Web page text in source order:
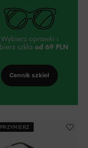
Cennik szkieł
PRZYMIERZ